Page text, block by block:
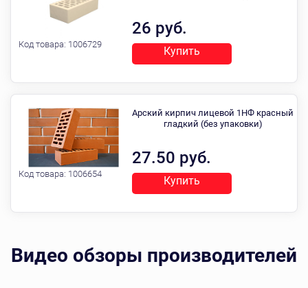
Код товара: 1006729
26 руб.
Купить
Код товара: 1006654
27.50 руб.
Арский кирпич лицевой 1НФ красный
гладкий (без упаковки)
Купить
Видео обзоры производителей